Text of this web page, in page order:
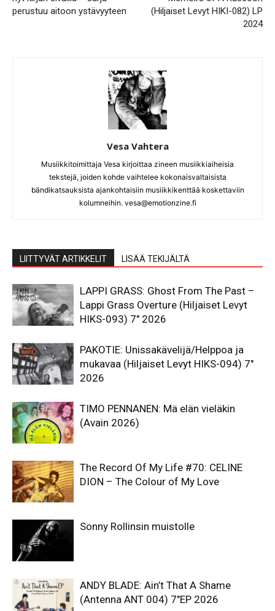
perustuu aitoon ystävyyteen
(Hiljaiset Levyt HIKI-082) LP
2024
Vesa Vahtera
Musiikkitoimittaja Vesa kirjoittaa zineen musiikkiaiheisia
tekstejä, joiden kohde vaihtelee kokonaisvaltaisista
bändikatsauksista ajankohtaisiin musiikkikenttää koskettaviin
kolumneihin. vesa@emotionzine.fi
LIITTYVÄT ARTIKKELIT LISÄÄ TEKIJÄLTÄ
LAPPI GRASS: Ghost From The Past –
Lappi Grass Overture (Hiljaiset Levyt
HIKS-093) 7″ 2026
PAKOTIE: Unissakävelijä/Helppoa ja
mukavaa (Hiljaiset Levyt HIKS-094) 7″
2026
TIMO PENNANEN: Mä elän vieläkin
(Avain 2026)
The Record Of My Life #70: CELINE
DION – The Colour of My Love
Sonny Rollinsin muistolle
ANDY BLADE: Ain’t That A Shame
(Antenna ANT 004) 7″EP 2026